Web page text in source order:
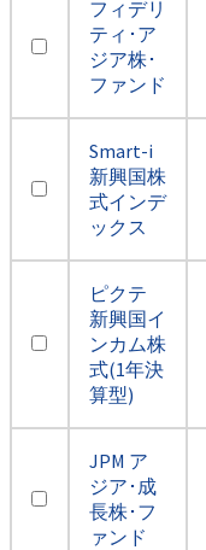
フィデリ
ティ･ア
ジア株･
ファンド
Smart-i
新興国株
式インデ
ックス
ピクテ
新興国イ
ンカム株
式(1年決
算型)
JPM ア
ジア･成
長株･フ
ァンド